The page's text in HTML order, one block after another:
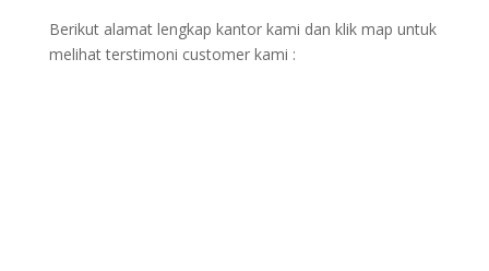
Berikut alamat lengkap kantor kami dan klik map untuk
melihat terstimoni customer kami :